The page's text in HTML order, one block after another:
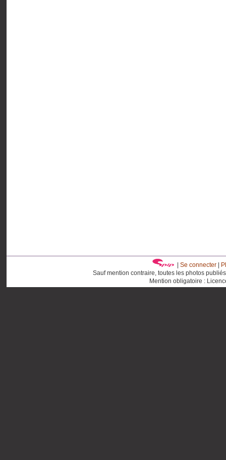
Se connecter|
Sauf mention contraire, toutes les photos
Mention obligatoire :